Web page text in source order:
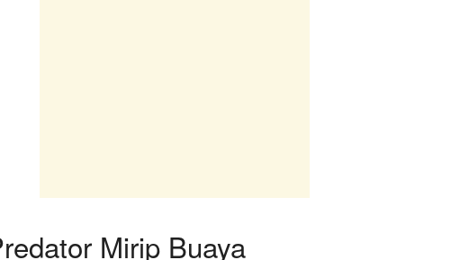
Mirip Buaya